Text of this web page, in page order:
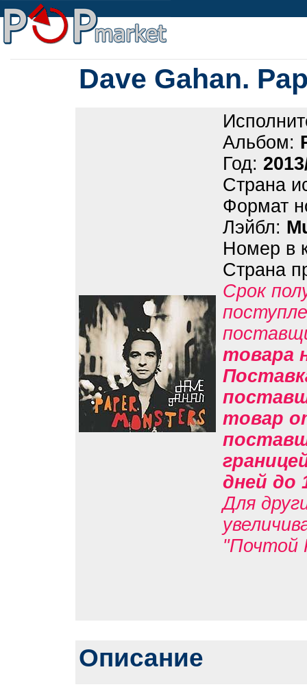
Dave Gahan.
Альбом:
Год:
Страна
Формат
Лэйбл:
Номер в
Страна
Срок
товара
товар
дней до
Для
"Почтой
Описание